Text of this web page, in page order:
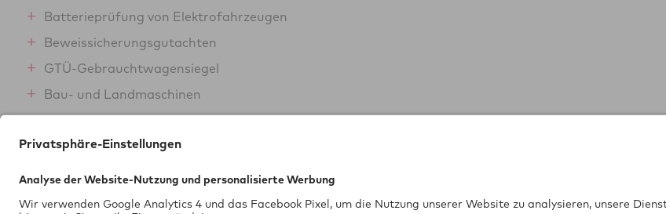
Batterieprüfung von Elektrofahrzeugen
Beweissicherungsgutachten
GTÜ-Gebrauchtwagensiegel
Bau- und Landmaschinen
Schallpegelmessung